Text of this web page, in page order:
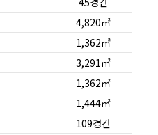
4,820㎡
1,362㎡
3,291㎡
1,362㎡
1,444㎡
109경간